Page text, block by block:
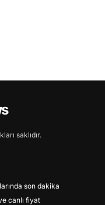
saklıdır.
son dakika
canlı fiyat